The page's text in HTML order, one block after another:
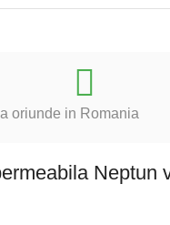
oriunde in Romania
Neptun